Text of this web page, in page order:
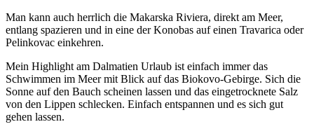
Man kann auch herrlich die Makarska Riviera, direkt am Meer,
entlang spazieren und in eine der Konobas auf einen Travarica oder
Pelinkovac einkehren.
Mein Highlight am Dalmatien Urlaub ist einfach immer das
Schwimmen im Meer mit Blick auf das Biokovo-Gebirge. Sich die
Sonne auf den Bauch scheinen lassen und das eingetrocknete Salz
von den Lippen schlecken. Einfach entspannen und es sich gut
gehen lassen.